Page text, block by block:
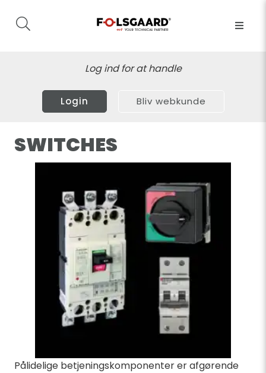
Log ind for at handle
Login Bliv webkunde
SWITCHES
Pålidelige betjeningskomponenter er afgørende